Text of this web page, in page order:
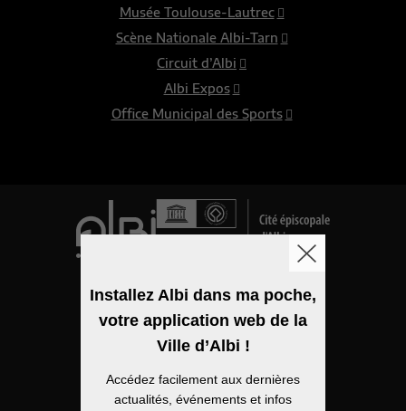
Musée Toulouse-Lautrec
Scène Nationale Albi-Tarn
Circuit d’Albi
Albi Expos
Office Municipal des Sports
Mentions légales
Politique de confidentialité
Installez Albi dans ma poche,
votre application web de la
Ville d’Albi !
Accédez facilement aux dernières
actualités, événements et infos